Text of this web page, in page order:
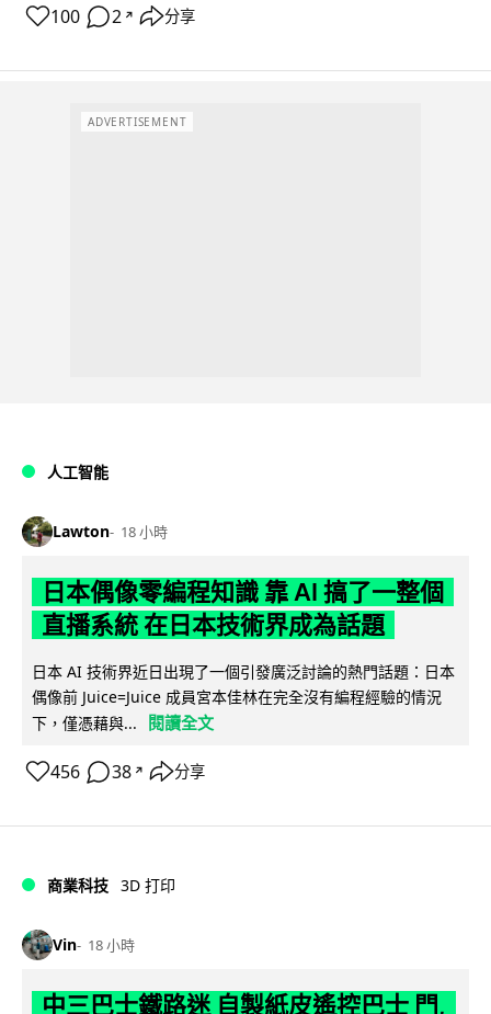
100 2 ↗ 分享
ADVERTISEMENT
人工智能
Lawton 18 小時
日本偶像零編程知識 靠 AI 搞了一整個
直播系統 在日本技術界成為話題
日本 AI 技術界近日出現了一個引發廣泛討論的熱門話題：日本
偶像前 Juice=Juice 成員宮本佳林在完全沒有編程經驗的情況
下，僅憑藉與...
閱讀全文
456 38 ↗ 分享
商業科技 3D 打印
Vin 18 小時
中三巴士鐵路迷 自製紙皮遙控巴士 門,